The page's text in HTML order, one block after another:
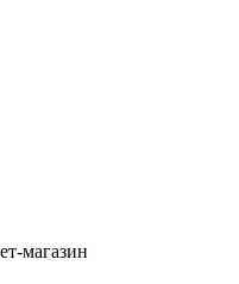
магазин